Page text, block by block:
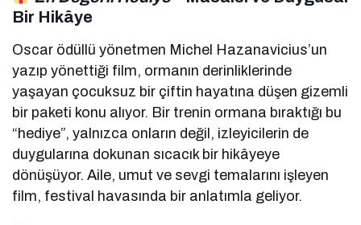
Bir Hikâye
Oscar ödüllü yönetmen Michel Hazanavicius’un
yazıp yönettiği film, ormanın derinliklerinde
yaşayan çocuksuz bir çiftin hayatına düşen gizemli
bir paketi konu alıyor. Bir trenin ormana bıraktığı bu
“hediye”, yalnızca onların değil, izleyicilerin de
duygularına dokunan sıcacık bir hikâyeye
dönüşüyor. Aile, umut ve sevgi temalarını işleyen
film, festival havasında bir anlatımla geliyor.